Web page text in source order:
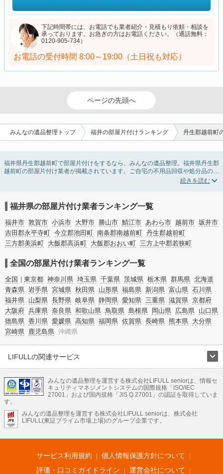
下記時間帯には、お電話でも業者紹介・見積もり依頼・相談を
承っております。お急ぎの方はお電話ください。（通話無料：
0120-905-734）
お電話の受付時間 8:00～19:00（土日祝も対応）
ページの先頭へ
みんなの遺品整理トップ 福井の部屋片付けランキング 丹生郡越前町
福井県丹生郡越前町で部屋片付けをするなら、みんなの遺品整理。福井県丹生郡
越前町の部屋片付け業者が掲載されています。ご自宅の不用品回収や処分品の仕
分け、貴重品の捜索などの依頼ができます。福井県丹生郡越前町の部屋片付けの
し検索してみましょう。部屋片付けはいつか着手しようと思っていると、ついつ
い後回しになってしまいますが、不用品だと思っていたものに思わぬ買取額が付
いていることもあります。
ご自分で無理なくできる片付け方法やご実家の片付けノウハウもお届けしていま
すので、ぜひあわせてご覧ください。
福井県の部屋片付け業者ランキング一覧
福井市 敦賀市 小浜市 大野市 勝山市 鯖江市 あわら市 越前市 坂井市
吉田郡永平寺町 今立郡池田町 南条郡南越前町 丹生郡越前町
三方郡美浜町 大飯郡高浜町 大飯郡おおい町 三方上中郡若狭町
全国の部屋片付け業者ランキング一覧
全国 東京都 神奈川県 埼玉県 千葉県 茨城県 栃木県 群馬県 北海道
青森県 岩手県 宮城県 秋田県 山形県 福島県 新潟県 富山県 石川県
福井県 山梨県 長野県 岐阜県 静岡県 愛知県 三重県 滋賀県 京都府
大阪府 兵庫県 奈良県 和歌山県 鳥取県 島根県 岡山県 広島県 山口県
徳島県 香川県 愛媛県 高知県 福岡県 佐賀県 長崎県 熊本県 大分県
宮崎県 鹿児島県 沖縄県
LIFULLの関連サービス
不動産・住宅
引越し 老人ホーム 地方創生 ママの就労支援
不動産クラウドファンディング 遺品整理 老後の暮らし情報
LIFULL HOME'Sのサービス
不動産・住宅
不動産査定 マンション専門売却査定 不動産投資 アドバイザー
不動産アーカイブ
空き家バンク 家賃相場 不動産会社
まちむすび
不動産用語集 住まいのお役立ち情報
LIFULL HOME'S PRESS
アプリ 不動産データ 不動産転職
みんなの遺品整理を運営する株式会社LIFULL seniorは、情報セ
キュリティマネジメントシステムの国際規格「ISO/IEC
27001」および国内規格「JIS Q 27001」の認証を取得していま
す。
みんなの遺品整理を運営する株式会社LIFULL seniorは、株式会社
LIFULL(東証プライム市場上場)のグループ企業です。
サービス利用規約
個人情報保護方針について
評価・口コミガイドライン
運営会社について